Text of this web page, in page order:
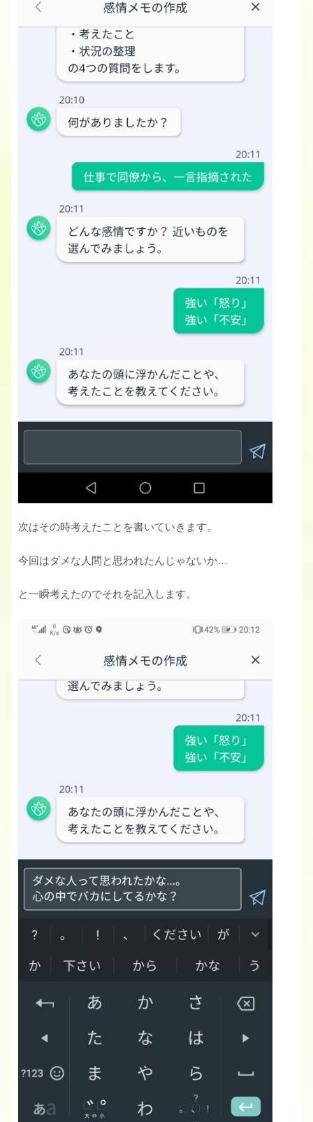
次はその時考えたことを書いていきます。
今回はダメな人間と思われたんじゃないか…
と一瞬考えたのでそれを記入します。